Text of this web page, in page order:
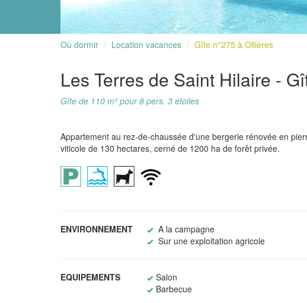
Où dormir Location vacances Gîte n°275 à Ollières
Les Terres de Saint Hilaire -
Gîte de 110 m² pour 8 pers. 3 étoiles
Appartement au rez-de-chaussée d'une bergerie rénovée en
viticole de 130 hectares, cerné de 1200 ha de forêt privée.
ENVIRONNEMENT A la campagne
Sur une exploitation agricole
EQUIPEMENTS Salon
Barbecue